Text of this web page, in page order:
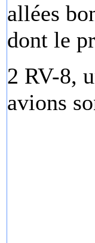
allées
dont le
2 RV-8,
avions